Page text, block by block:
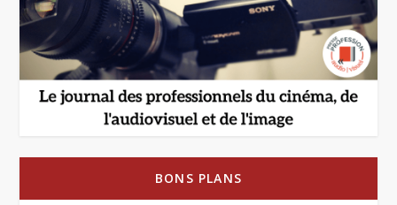
BONS PLANS